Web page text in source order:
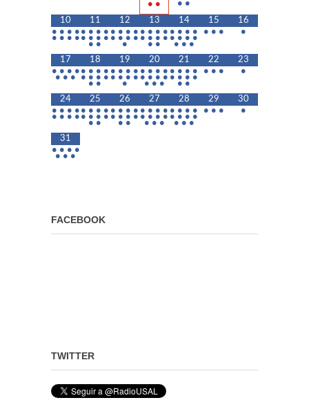
• • • •
10
• • • •
• • • •
11
• • • •
• • • •
• •
12
• • • •
• • • •
•
13
• • • •
• • • •
• •
14
• • • •
• • • •
• • •
15
• • •
16
•
17
• • • •
• • •
18
• • • •
• • • •
• •
19
• • • •
• • • •
•
20
• • • •
• • • •
• • •
21
• • • •
• • • •
• •
22
• • •
23
•
24
• • • •
• • • •
25
• • • •
• • • •
• •
26
• • • •
• • • •
• •
27
• • • •
• • • •
• • •
28
• • • •
• • • •
• • •
29
• • •
30
•
31
• • • •
• • •
FACEBOOK
TWITTER